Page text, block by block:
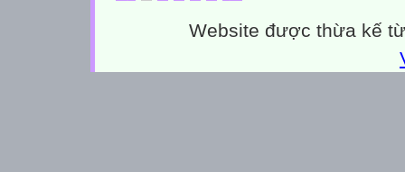
Website được thừa kế